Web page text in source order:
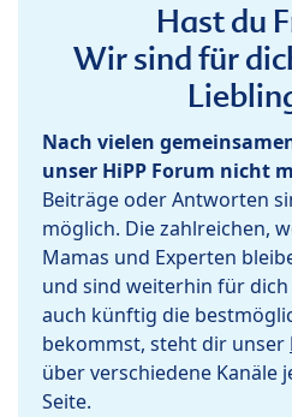
Hast du
Wir sind für
Nach vielen
unser HiPP Forum nicht
Beiträge oder Antworten
möglich. Die zahlreichen,
Mamas und Experten
und sind weiterhin für
auch künftig die
bekommst, steht dir unser
über verschiedene Kanäle
Seite.